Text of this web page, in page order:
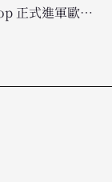
TikTok Shop 正式進軍歐洲市場！社群電商版圖擴張，力拚 App 內營收新高